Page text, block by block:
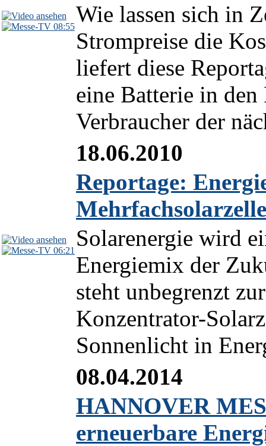
08:55Wie lassen sich in
Strompreise die
liefert diese
eine Batterie in
Verbraucher der
06:21
18.06.2010
Reportage:
Solarenergie wird
Energiemix der
steht unbegrenzt
Konzentrator-
Sonnenlicht in
08.04.2014
HANNOVER
erneuerbare